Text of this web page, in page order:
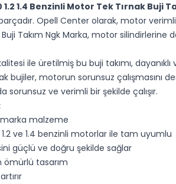
1.2 1.4 Benzinli Motor Tek Tırnak Buji
Opell Center olarak, motor
Takım Ngk Marka, motor
kalitesi ile üretilmiş bu buji takımı,
bujiler, motorun sorunsuz çalışmasını
sorunsuz ve verimli bir şekilde çalışır.
marka malzeme
1.2 ve 1.4 benzinli motorlar ile tam uyumlu
güçlü ve doğru şekilde sağlar
ömürlü tasarım